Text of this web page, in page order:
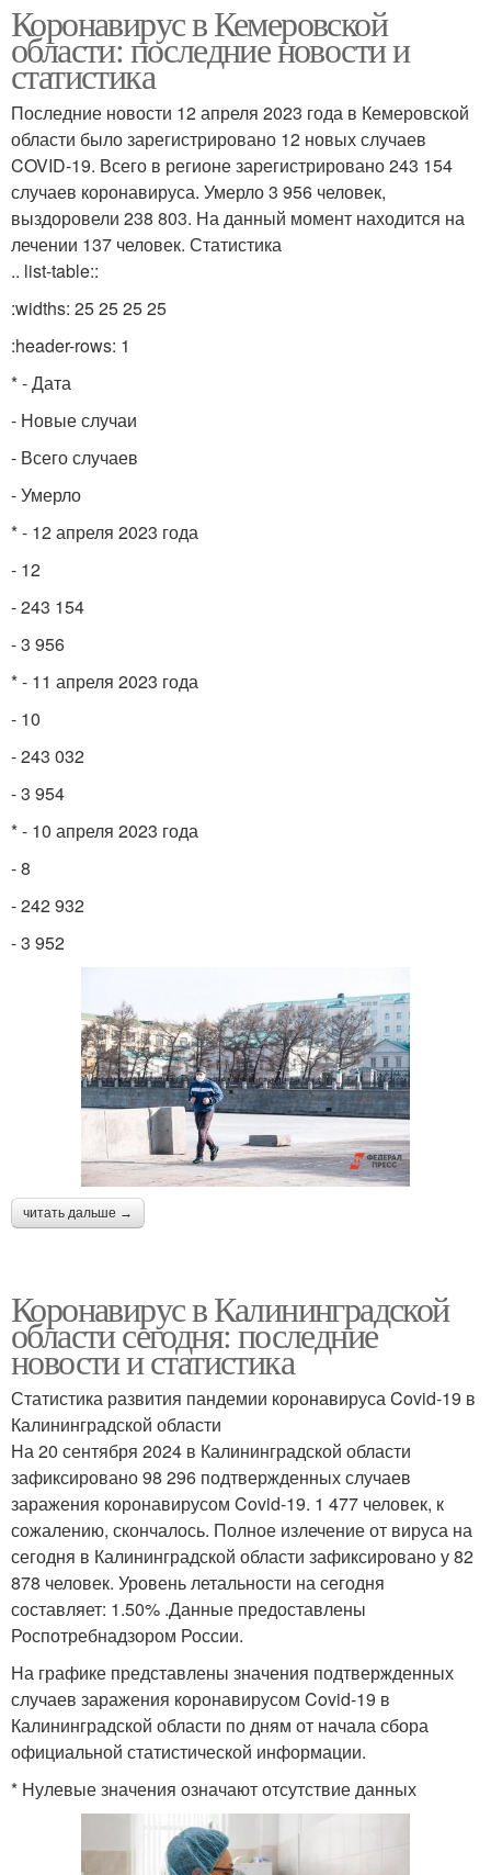
Коронавирус в Кемеровской
области: последние новости и
статистика
Последние новости 12 апреля 2023 года в Кемеровской
области было зарегистрировано 12 новых случаев
COVID-19. Всего в регионе зарегистрировано 243 154
случаев коронавируса. Умерло 3 956 человек,
выздоровели 238 803. На данный момент находится на
лечении 137 человек. Статистика
.. list-table::
:widths: 25 25 25 25
:header-rows: 1
* - Дата
- Новые случаи
- Всего случаев
- Умерло
* - 12 апреля 2023 года
- 12
- 243 154
- 3 956
* - 11 апреля 2023 года
- 10
- 243 032
- 3 954
* - 10 апреля 2023 года
- 8
- 242 932
- 3 952
читать дальше →
Коронавирус в Калининградской
области сегодня: последние
новости и статистика
Статистика развития пандемии коронавируса Covid-19 в
Калининградской области
На 20 сентября 2024 в Калининградской области
зафиксировано 98 296 подтвержденных случаев
заражения коронавирусом Covid-19. 1 477 человек, к
сожалению, скончалось. Полное излечение от вируса на
сегодня в Калининградской области зафиксировано у 82
878 человек. Уровень летальности на сегодня
составляет: 1.50% .Данные предоставлены
Роспотребнадзором России.
На графике представлены значения подтвержденных
случаев заражения коронавирусом Covid-19 в
Калининградской области по дням от начала сбора
официальной статистической информации.
* Нулевые значения означают отсутствие данных